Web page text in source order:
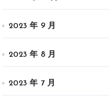
2023 年 9 月
2023 年 8 月
2023 年 7 月